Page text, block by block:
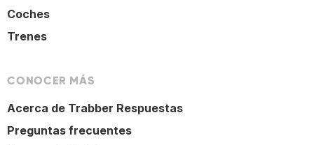
Coches
Trenes
CONOCER MÁS
Acerca de Trabber Respuestas
Preguntas frecuentes